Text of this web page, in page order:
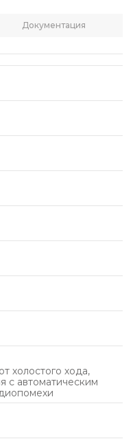
Документация
холостого хода,
с автоматическим